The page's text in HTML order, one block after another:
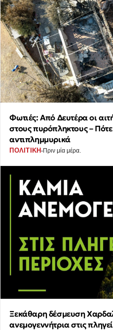
Φωτιές: Από Δευτέρα οι
στους πυρόπληκτους – Πότε
αντιπλημμυρικά
ΠΟΛΙΤΙΚΗ ·Πριν μία μέρα.
Ξεκάθαρη δέσμευση
ανεμογεννήτρια στις